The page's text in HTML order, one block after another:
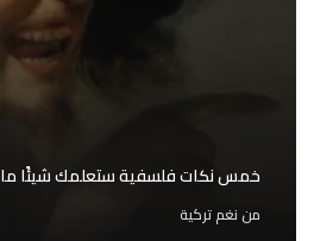
خمس نكات فلسفية ستعلمك شيئًا ما
من نغم تركية